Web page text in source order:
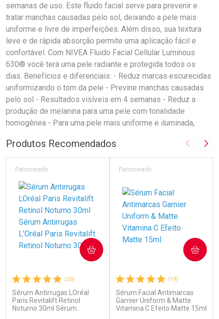
semanas de uso. Este fluido facial serve para prevenir e
tratar manchas causadas pelo sol, deixando a pele mais
uniforme e livre de imperfeições. Além disso, sua textura
leve e de rápida absorção permite uma aplicação fácil e
confortável. Com NIVEA Fluido Facial Cellular Luminous
630® você terá uma pele radiante e protegida todos os
dias. Benefícios e diferenciais: - Reduz marcas escurecidas
uniformizando o tom da pele - Previne manchas causadas
pelo sol - Resultados visíveis em 4 semanas - Reduz a
produção de melanina para uma pele com tonalidade
homogênea - Para uma pele mais uniforme e iluminada,
Produtos Recomendados Imagem
(20)
Sérum Antirrugas LOréal
Paris Revitalift Retinol
Noturno 30ml Sérum
Patrocinado
COMPRAR
(19)
Sérum Facial Antimarcas
Garnier Uniform & Matte
Vitamina C Efeito Matte 15ml
Patrocinado
COMPRAR